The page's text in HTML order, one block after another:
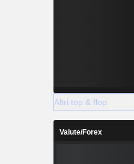
Altri top & flop
Valute/Forex